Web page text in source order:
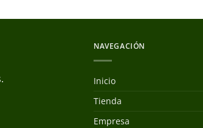
NAVEGACIÓN
Inicio
Tienda
Empresa